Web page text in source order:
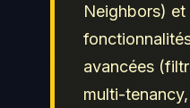
Neighbors) et
avancées
multi-